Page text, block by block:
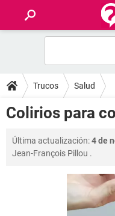
FOROS
SALUD
FAMILIA
Trucos Salud
Colirios para
Última actualización:4 de
Jean-François Pillou .